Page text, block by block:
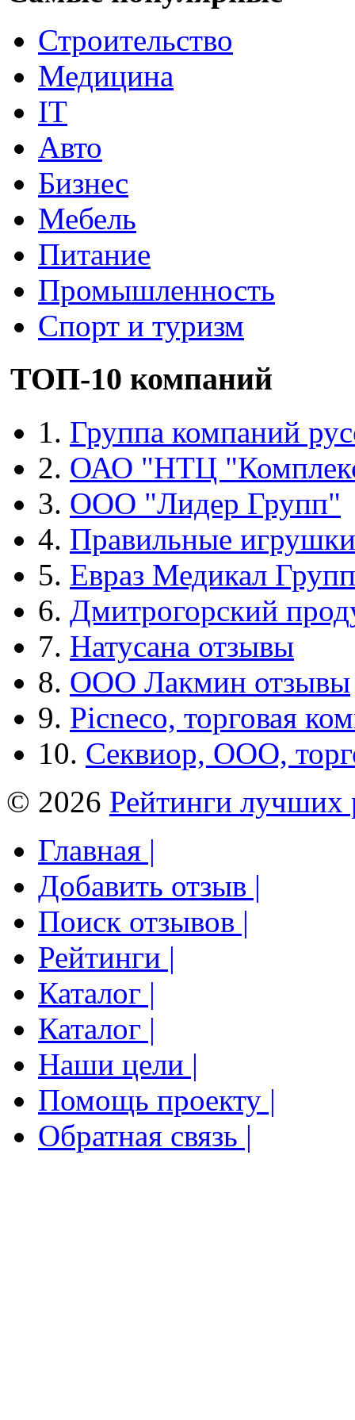
Строительство
Медицина
IT
Авто
Бизнес
Мебель
Питание
Промышленность
Спорт и туризм
ТОП-10 компаний
1. Группа компаний
2. ОАО "НТЦ
3. ООО "Лидер Групп"
4. Правильные игрушки
5. Евраз Медикал Групп
6. Дмитрогорский
7. Натусана отзывы
8. ООО Лакмин отзывы
9. Picneco, торговая
10. Секвиор, ООО,
© 2026 Рейтинги лучших
Главная |
Добавить отзыв |
Поиск отзывов |
Рейтинги |
Каталог |
Каталог |
Наши цели |
Помощь проекту |
Обратная связь |